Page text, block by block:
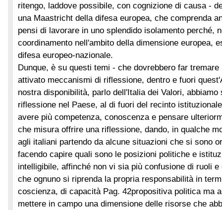
ritengo, laddove possibile, con cognizione di causa -
una Maastricht della difesa europea, che comprenda
pensi di lavorare in uno splendido isolamento perché,
coordinamento nell'ambito della dimensione europea,
difesa europeo-nazionale.
Dunque, è su questi temi - che dovrebbero far
attivato meccanismi di riflessione, dentro e fuori
nostra disponibilità, parlo dell'Italia dei Valori, abbiamo
riflessione nel Paese, al di fuori del recinto
avere più competenza, conoscenza e pensare
che misura offrire una riflessione, dando, in qualche
agli italiani partendo da alcune situazioni che si sono
facendo capire quali sono le posizioni politiche e
intelligibile, affinché non vi sia più confusione di ruoli
che ognuno si riprenda la propria responsabilità in
coscienza, di capacità Pag. 42propositiva politica ma
mettere in campo una dimensione delle risorse che